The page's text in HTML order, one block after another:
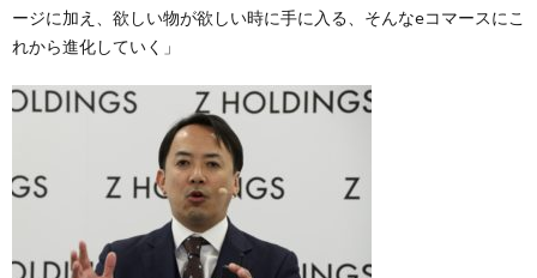
ージに加え、欲しい物が欲しい時に手に入る、そんなeコマースにこ
れから進化していく」